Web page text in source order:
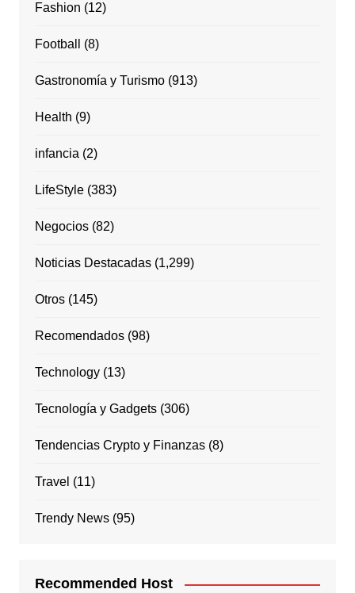
Fashion (12)
Football (8)
Gastronomía y Turismo(913)
Health (9)
infancia (2)
LifeStyle(383)
Negocios(82)
Noticias Destacadas(1,299)
Otros(145)
Recomendados(98)
Technology(13)
Tecnología y Gadgets(306)
Tendencias Crypto y Finanzas(8)
Travel (11)
Trendy News(95)
Recommended Host